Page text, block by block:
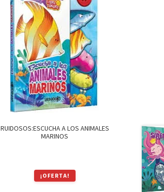
RUIDOSOS:ESCUCHA A LOS ANIMALES
MARINOS
¡OFERTA!